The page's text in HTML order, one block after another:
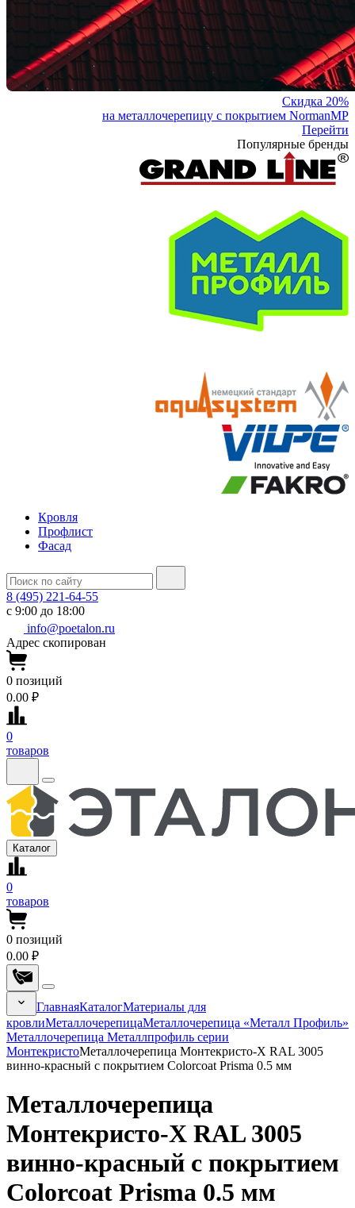
Скидка 20%
на металлочерепицу с покрытием NormanMP
Перейти
Популярные бренды
Кровля
Профлист
Фасад
8 (495) 221-64-55
с 9:00 до 18:00
info@poetalon.ru
Адрес скопирован
0 позиций
0.00 ₽
0
товаров
Каталог
0
товаров
0 позиций
0.00 ₽
ГлавнаяКаталогМатериалы для
кровлиМеталлочерепицаМеталлочерепица «Металл Профиль»
Металлочерепица Металлпрофиль серии
МонтекристоМеталлочерепица Монтекристо-X RAL 3005
винно-красный с покрытием Colorcoat Prisma 0.5 мм
Металлочерепица
Монтекристо-X RAL 3005
винно-красный с покрытием
Colorcoat Prisma 0.5 мм